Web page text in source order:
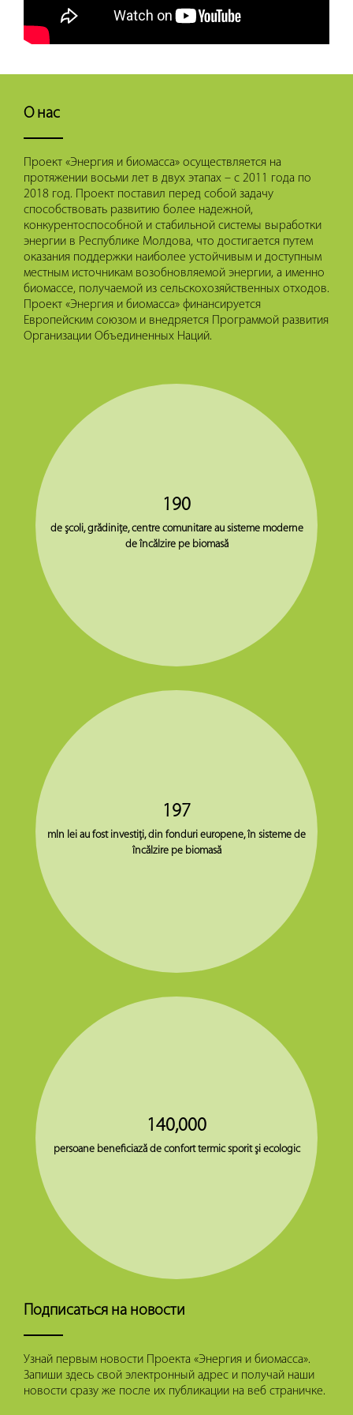
О нас
Проект «Энергия и биомасса» осуществляется на
протяжении восьми лет в двух этапах – с 2011 года по
2018 год. Проект поставил перед собой задачу
способствовать развитию более надежной,
конкурентоспособной и стабильной системы выработки
энергии в Республике Молдова, что достигается путем
оказания поддержки наиболее устойчивым и доступным
местным источникам возобновляемой энергии, а именно
биомассе, получаемой из сельскохозяйственных отходов.
Проект «Энергия и биомасса» финансируется
Европейским союзом и внедряется Программой развития
Организации Объединенных Наций.
190
de şcoli, grădiniţe, centre comunitare au sisteme moderne
de încălzire pe biomasă
197
mln lei au fost investiţi, din fonduri europene, în sisteme de
încălzire pe biomasă
140,000
persoane beneficiază de confort termic sporit şi ecologic
Подписаться на новости
Узнай первым новости Проекта «Энергия и биомасса».
Запиши здесь свой электронный адрес и получай наши
новости сразу же после их публикации на веб страничке.